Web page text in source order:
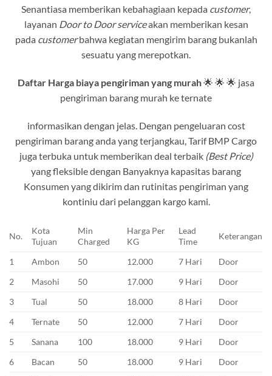
Senantiasa memberikan kebahagiaan kepada customer,
layanan Door to Door serviceakan memberikan kesan
pada customerbahwa kegiatan mengirim barang bukanlah
sesuatu yang merepotkan.
Daftar Harga biaya pengiriman yang murah🌟 🌟 🌟 jasa
pengiriman barang murah ke ternate
informasikan dengan jelas. Dengan pengeluaran cost
pengiriman barang anda yang terjangkau, Tarif BMP Cargo
juga terbuka untuk memberikan deal terbaik (Best Price)
yang fleksible dengan Banyaknya kapasitas barang
Konsumen yang dikirim dan rutinitas pengiriman yang
kontiniu dari pelanggan kargo kami.
No.
Kota
Tujuan
Min
Charged
Harga Per
KG
Lead
Time
Keterangan
1 Ambon 50 12.000 7 Hari
Door
2
Masohi 50 17.000 9 Hari
Door
3
Tual 50 18.000 8 Hari
Door
4
Ternate 50 12.000 7 Hari
Door
5
Sanana 100 18.000 9 Hari
Door
6
Bacan 50 18.000 9 Hari
Door